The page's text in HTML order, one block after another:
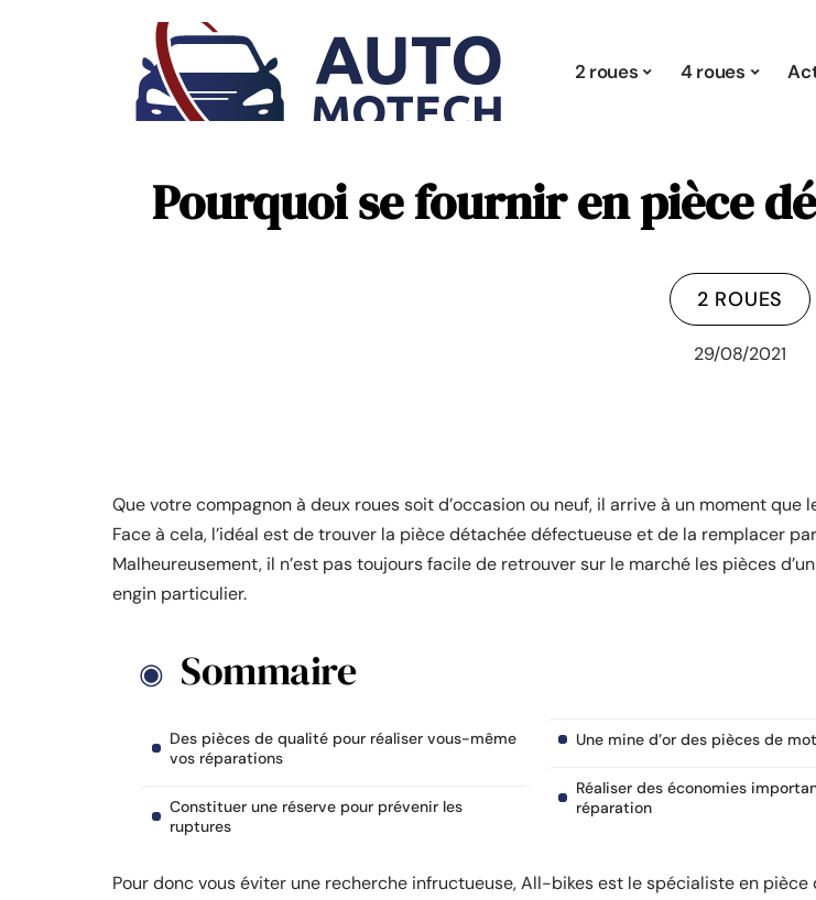
2 roues 4 roues
Pourquoi se fournir en pièce
2 ROUES
29/08/2021
Que votre compagnon à deux roues soit d’occasion ou neuf, il arrive à un moment que
Face à cela, l’idéal est de trouver la pièce détachée défectueuse et de la remplacer
Malheureusement, il n’est pas toujours facile de retrouver sur le marché les pièces
engin particulier.
Sommaire
Des pièces de qualité pour réaliser vous-même
vos réparations
Constituer une réserve pour prévenir les
ruptures
Une mine d’or des pièces de
Réaliser des économies
réparation
Pour donc vous éviter une recherche infructueuse, All-bikes est le spécialiste en